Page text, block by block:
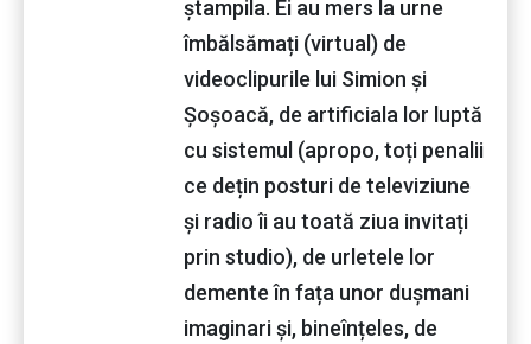
ștampila. Ei au mers la urne
îmbălsămați (virtual) de
videoclipurile lui Simion și
Șoșoacă, de artificiala lor luptă
cu sistemul (apropo, toți penalii
ce dețin posturi de televiziune
și radio îi au toată ziua invitați
prin studio), de urletele lor
demente în fața unor dușmani
imaginari și, bineînțeles, de